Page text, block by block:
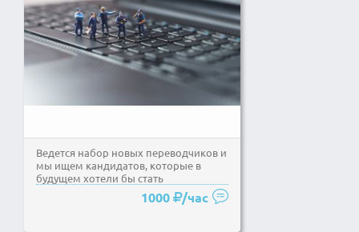
Ведется набор новых переводчиков и
мы ищем кандидатов, которые в
будущем хотели бы стать
администраторами в нашем...
1000 /час